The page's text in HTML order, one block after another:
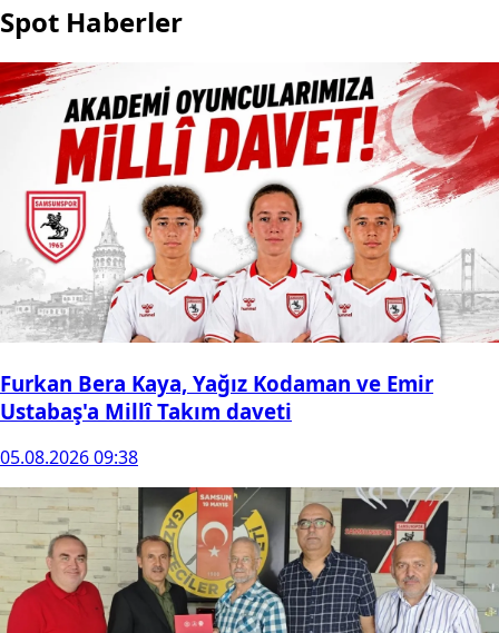
Spot Haberler
Furkan Bera Kaya, Yağız Kodaman ve Emir
Ustabaş'a Millî Takım daveti
05.08.2026 09:38